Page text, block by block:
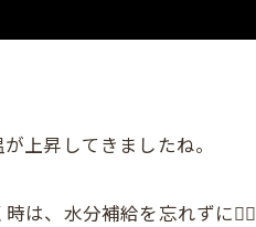
上昇してきましたね。
は、水分補給を忘れずに👍🏼